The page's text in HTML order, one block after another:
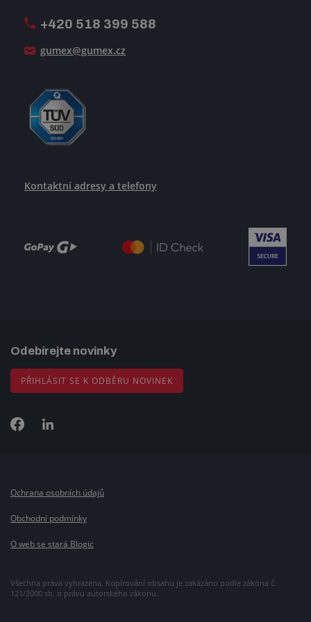
+420 518 399 588
gumex@gumex.cz
Kontaktní adresy a telefony
Odebírejte novinky
PŘIHLÁSIT SE K ODBĚRU NOVINEK
Všechna práva vyhrazena. Kopírování obsahu je zakázáno podle zákona č.
121/2000 sb. o právu autorského zákonu.
Ochrana osobních údajů
Obchodní podmínky
O web se stará Blogic